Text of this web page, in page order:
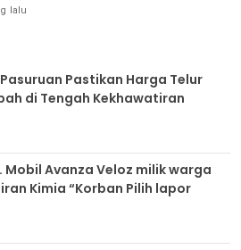
lalu
Pastikan Harga Telur
di Tengah Kekhawatiran
Mobil Avanza Veloz milik warga
Kimia “Korban Pilih lapor